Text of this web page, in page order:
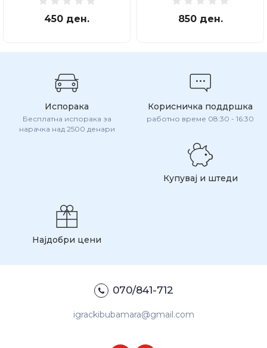
450 ден. 850 ден.
Испорака
Бесплатна испорака за
нарачка над 2500 денари
Корисничка поддршка
работно време 08:30 - 16:30
Купувај и штеди
Најдобри цени
070/841-712
igrackibubamara@gmail.com